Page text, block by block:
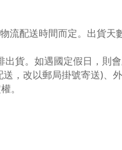
配送時間而定。出貨
貨。如遇國定假日，則會
，改以郵局掛號寄送)、
。